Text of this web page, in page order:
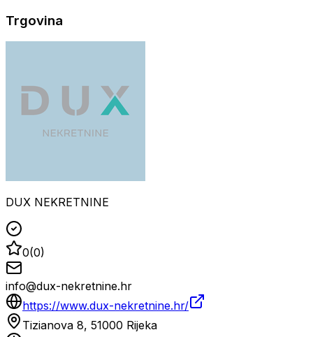
Trgovina
DUX NEKRETNINE
0(0)
info@dux-nekretnine.hr
https://www.dux-nekretnine.hr/
Tizianova 8, 51000 Rijeka